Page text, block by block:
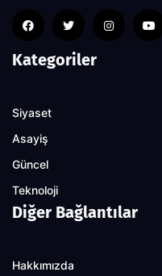
Kategoriler
Siyaset
Asayiş
Güncel
Teknoloji
Diğer Bağlantılar
Hakkımızda